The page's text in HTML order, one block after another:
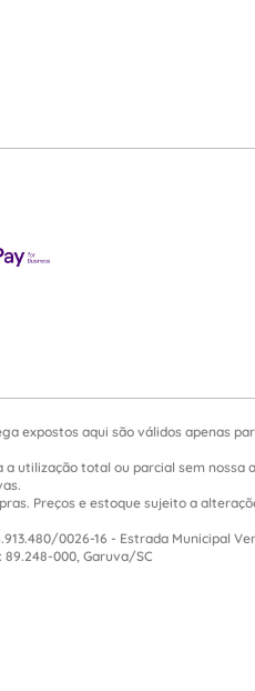
expostos aqui são válidos apenas
utilização total ou parcial sem nossa
Preços e estoque sujeito a
0026-16 - Estrada Municipal
89.248-000, Garuva/SC